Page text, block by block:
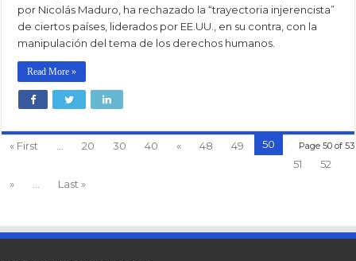
por Nicolás Maduro, ha rechazado la “trayectoria injerencista”
de ciertos países, liderados por EE.UU., en su contra, con la
manipulación del tema de los derechos humanos.
Read More »
Page 50 of 53
« First 20 30 40 « 48 49
50
51
52
»
Last »